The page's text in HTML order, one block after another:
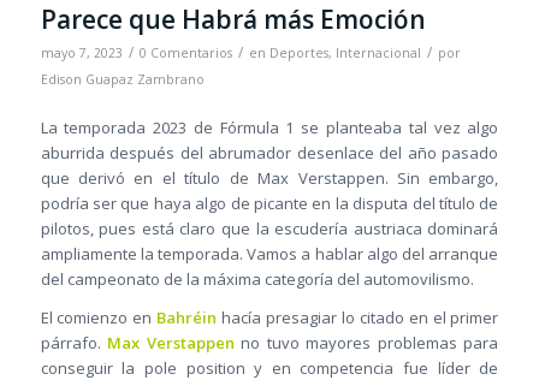
Parece que Habrá más Emoción
mayo 7, 2023 / 0 Comentarios / en Deportes, Internacional / por
Edison Guapaz Zambrano
La temporada 2023 de Fórmula 1 se planteaba tal vez algo
aburrida después del abrumador desenlace del año pasado
que derivó en el título de Max Verstappen. Sin embargo,
podría ser que haya algo de picante en la disputa del título de
pilotos, pues está claro que la escudería austriaca dominará
ampliamente la temporada. Vamos a hablar algo del arranque
del campeonato de la máxima categoría del automovilismo.
El comienzo en Bahréin hacía presagiar lo citado en el primer
párrafo. Max Verstappen no tuvo mayores problemas para
conseguir la pole position y en competencia fue líder de